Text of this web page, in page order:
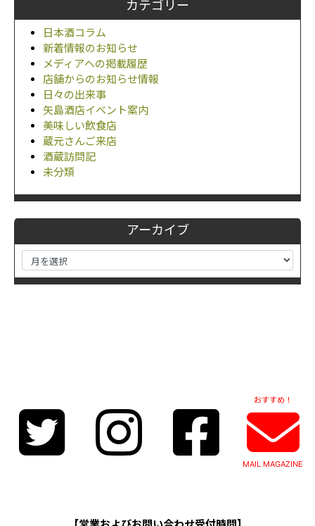
カテゴリー
日本酒コラム
新着情報のお知らせ
メディアへの掲載履歴
店舗からのお知らせ情報
日々の出来事
矢島酒店イベント案内
美味しい飲食店
蔵元さんご来店
酒蔵訪問記
未分類
アーカイブ
おすすめ！
MAIL MAGAZINE